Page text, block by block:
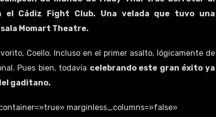
el Cádiz Fight Club. Una velada que tuvo una
Momart Theatre.
Coello. Incluso en el primer asalto, lógicamente de
Pues bien, todavía celebrando este gran éxito ya
gaditano.
marginless_columns=»false»